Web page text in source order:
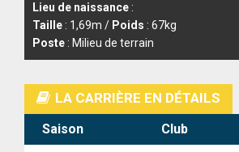
LIGUE 2
COUPE DE FRANCE
COUPE DE LA LIGUE
Lieu de naissance :
Taille : 1,69m / Poids : 67kg
Poste : Milieu de terrain
LA CARRIÈRE EN DÉTAILS
Saison Club